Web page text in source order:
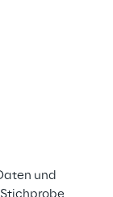
und